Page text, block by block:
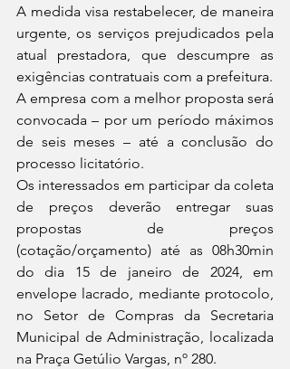
A medida visa restabelecer, de maneira
urgente, os serviços prejudicados pela
atual prestadora, que descumpre as
A empresa com a melhor proposta será
convocada – por um período máximos
de seis meses – até a conclusão do
processo licitatório.
Os interessados em participar da coleta
de preços deverão entregar suas
propostas de preços
(cotação/orçamento) até as 08h30min
do dia 15 de janeiro de 2024, em
envelope lacrado, mediante protocolo,
no Setor de Compras da Secretaria
Municipal de Administração, localizada
na Praça Getúlio Vargas, nº 280.